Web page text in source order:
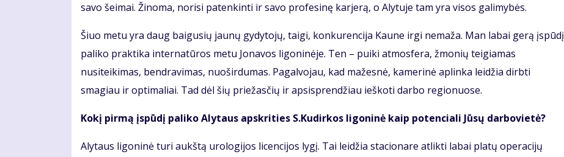
savo šeimai. Žinoma, norisi patenkinti ir savo profesinę karjerą, o Alytuje tam yra visos galimybės.
Šiuo metu yra daug baigusių jaunų gydytojų, taigi, konkurencija Kaune irgi nemaža. Man labai gerą įspūdį
paliko praktika internatūros metu Jonavos ligoninėje. Ten – puiki atmosfera, žmonių teigiamas
nusiteikimas, bendravimas, nuoširdumas. Pagalvojau, kad mažesnė, kamerinė aplinka leidžia dirbti
smagiau ir optimaliai. Tad dėl šių priežasčių ir apsisprendžiau ieškoti darbo regionuose.
Kokį pirmą įspūdį paliko Alytaus apskrities S.Kudirkos ligoninė kaip potenciali Jūsų darbovietė?
Alytaus ligoninė turi aukštą urologijos licencijos lygį. Tai leidžia stacionare atlikti labai platų operacijų